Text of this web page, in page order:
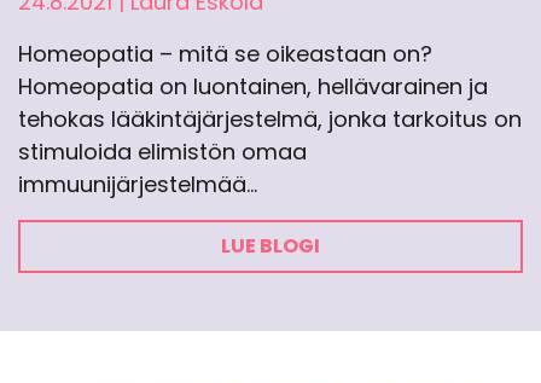
Homeopatia – mitä se oikeastaan on?
Homeopatia on luontainen, hellävarainen ja
tehokas lääkintäjärjestelmä, jonka tarkoitus on
stimuloida elimistön omaa
immuunijärjestelmää…
LUE BLOGI